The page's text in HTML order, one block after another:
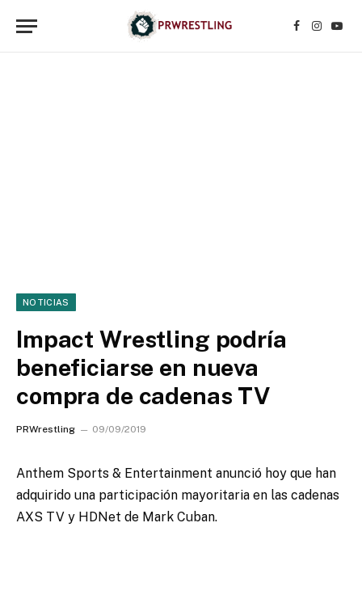
Facebook
NOTICIAS
Impact Wrestling podría
beneficiarse en nueva
compra de cadenas TV
PRWrestling 09/09/2019
Anthem Sports & Entertainment anunció hoy que han
adquirido una participación mayoritaria en las cadenas
AXS TV y HDNet de Mark Cuban.